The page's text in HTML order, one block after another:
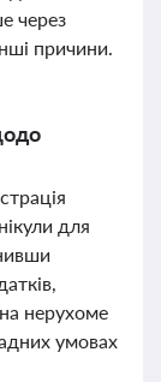
через
причини.
для
нерухоме
умовах